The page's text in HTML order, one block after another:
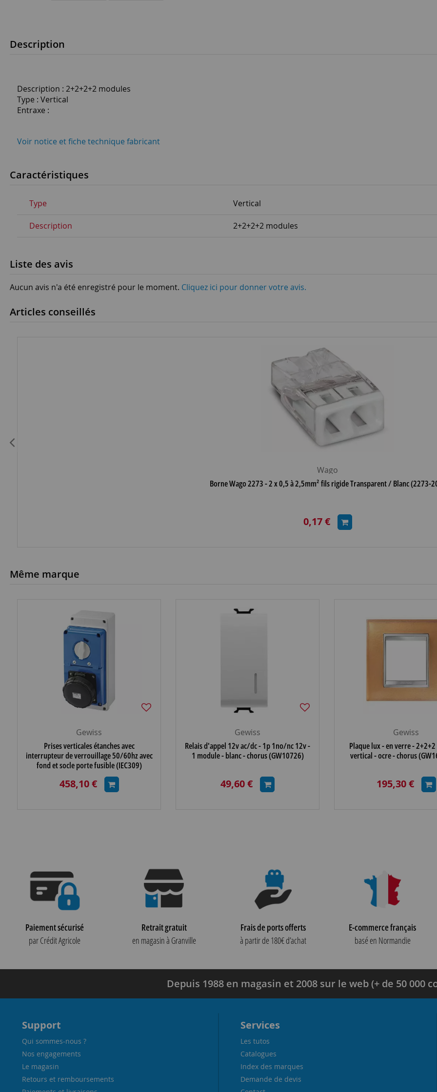
Description
Description : 2+2+2+2 modules
Type : Vertical
Entraxe :
Voir notice et fiche technique fabricant
Caractéristiques
Type Vertical
Description 2+2+2+2 modules
Liste des avis
Aucun avis n'a été enregistré pour le moment. Cliquez ici pour donner votre avis.
Articles conseillés
Wago
Borne Wago 2273 - 2 x 0,5 à 2,5mm² fils rigide Transparent / Blanc (2273-
0,17 €
Même marque
Gewiss
Prises verticales étanches avec
interrupteur de verrouillage 50/60hz avec
fond et socle porte fusible (IEC309)
(IP67)3p+n+t 63a
458,10 €
Gewiss
Relais d'appel 12v ac/dc - 1p 1no/nc 12v -
1 module - blanc - chorus (GW10726)
49,60 €
Gewiss
Plaque lux - en verre -
vertical - ocre - chorus
195,30 €
Paiement sécurisé
par Crédit Agricole
Retrait gratuit
en magasin à Granville
Frais de ports offerts
à partir de 180€ d’achat
E-commerce français
basé en Normandie
Depuis 1988 en magasin et 2008 sur le web (+ de 50 000
Support
Qui sommes-nous ?
Nos engagements
Le magasin
Retours et remboursements
Services
Les tutos
Catalogues
Index des marques
Demande de devis